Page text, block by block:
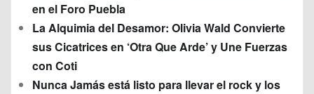
en el Foro Puebla
La Alquimia del Desamor: Olivia Wald Convierte
sus Cicatrices en ‘Otra Que Arde’ y Une Fuerzas
con Coti
Nunca Jamás está listo para llevar el rock y los